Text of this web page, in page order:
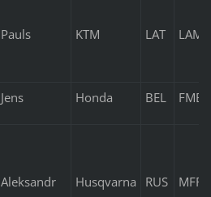
Pauls KTM LAT
Jens Honda BEL FMB
Aleksandr Husqvarna RUS MFR